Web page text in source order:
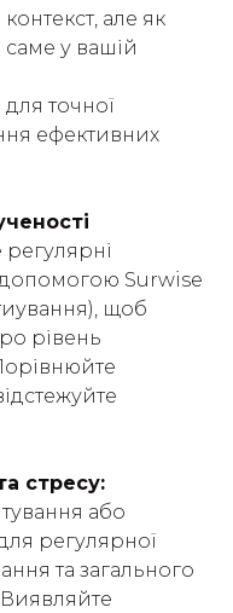
але як
саме у вашій
точної
ефективних
допомогою Surwise
щоб
рівень
стресу:
або
регулярної
та загального
Виявляйте